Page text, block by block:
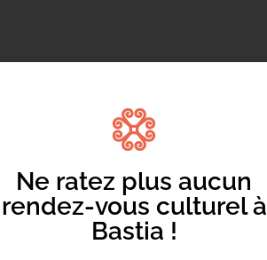
soleil mais aussi de météorites !
planète Terre ? Comment trouver
Ne ratez plus aucun
rendez-vous culturel à
Bastia !